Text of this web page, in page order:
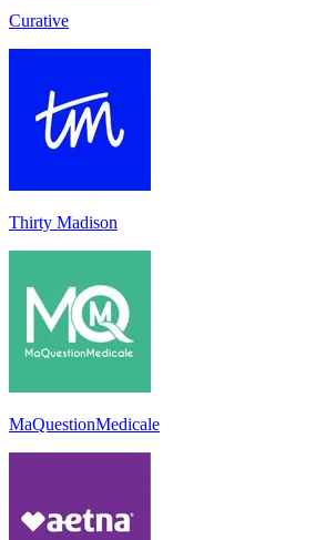
Curative
Thirty Madison
MaQuestionMedicale